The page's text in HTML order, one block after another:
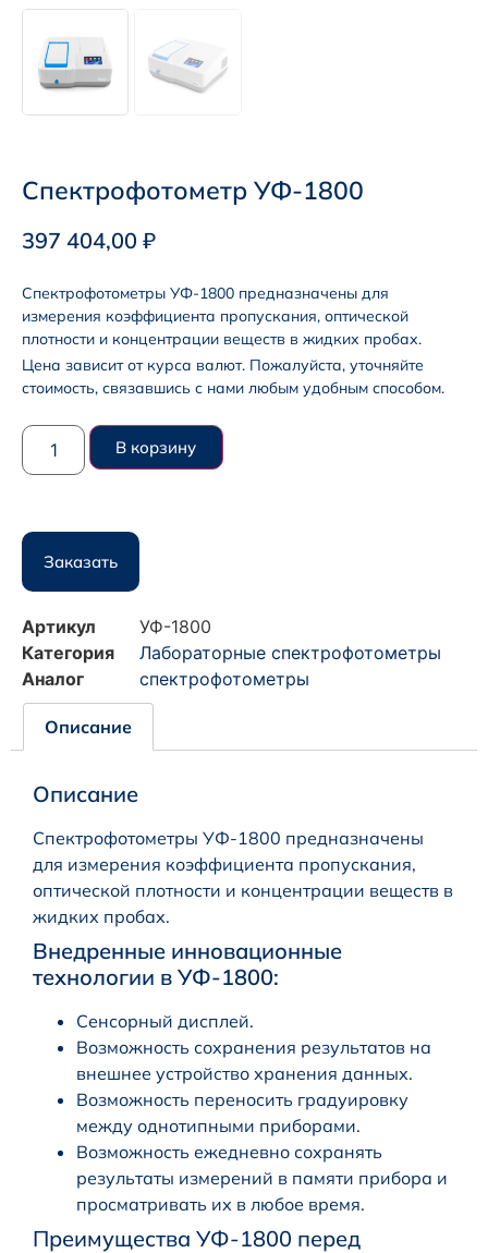
Спектрофотометр УФ-1800
397 404,00 ₽
Спектрофотометры УФ-1800 предназначены для
измерения коэффициента пропускания, оптической
плотности и концентрации веществ в жидких пробах.
Цена зависит от курса валют. Пожалуйста, уточняйте
стоимость, связавшись с нами любым удобным способом.
В корзину
Заказать
Артикул
УФ-1800
Категория
Лабораторные спектрофотометры
Аналог
спектрофотометры
Описание
Описание
Спектрофотометры УФ-1800 предназначены
для измерения коэффициента пропускания,
оптической плотности и концентрации веществ в
жидких пробах.
Внедренные инновационные
технологии в УФ-1800:
Сенсорный дисплей.
Возможность сохранения результатов на
внешнее устройство хранения данных.
Возможность переносить градуировку
между однотипными приборами.
Возможность ежедневно сохранять
результаты измерений в памяти прибора и
просматривать их в любое время.
Преимущества УФ-1800 перед